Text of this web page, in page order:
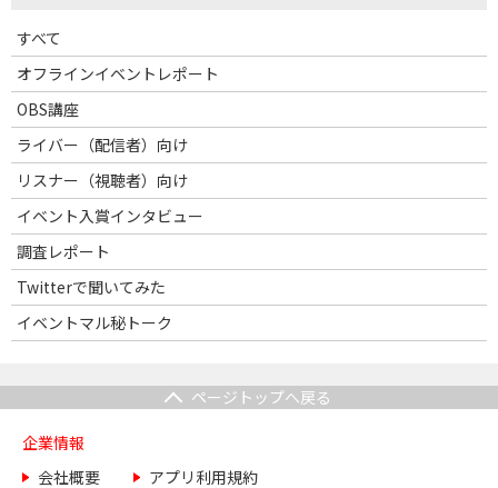
すべて
オフラインイベントレポート
OBS講座
ライバー（配信者）向け
リスナー（視聴者）向け
イベント入賞インタビュー
調査レポート
Twitterで聞いてみた
イベントマル秘トーク
ページトップへ戻る
企業情報
会社概要
アプリ利用規約